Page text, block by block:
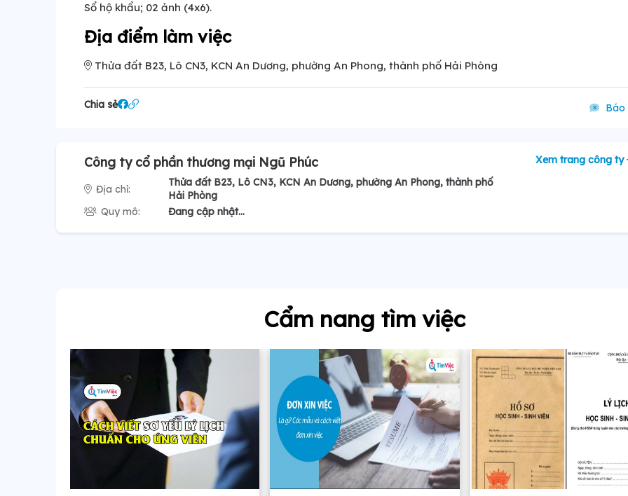
Sổ hộ khẩu; 02 ảnh (4x6).
Địa điểm làm việc
Thửa đất B23, Lô CN3, KCN An Dương, phường An Phong, thành phố Hải Phòng
Chia sẻ Báo
Công ty cổ phần thương mại Ngũ Phúc
Địa chỉ:
Thửa đất B23, Lô CN3, KCN An Dương, phường An Phong, thành phố
Hải Phòng
Quy mô:
Đang cập nhật...
Xem trang công ty
Cẩm nang tìm việc